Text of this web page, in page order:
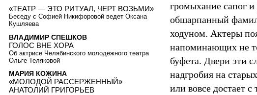
громыхание сапог
обшарпанный
ходуном. Актеры
напоминающих не
буфета. Двери эти
надгробия на
или вовсе достает
«ТЕАТР — ЭТО РИТУАЛ, ЧЕРТ ВОЗЬМИ»
Беседу с Софией Никифоровой ведет Оксана
Кушляева
ВЛАДИМИР СПЕШКОВ
ГОЛОС ВНЕ ХОРА
Об актрисе Челябинского молодежного театра
Ольге Теляковой
МАРИЯ КОЖИНА
«МОЛОДОЙ РАССЕРЖЕННЫЙ»
АНАТОЛИЙ ГРИГОРЬЕВ